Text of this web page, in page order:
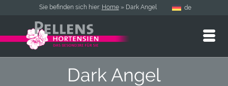
Sie befinden sich hier: Home» Dark Angel de
Dark Angel